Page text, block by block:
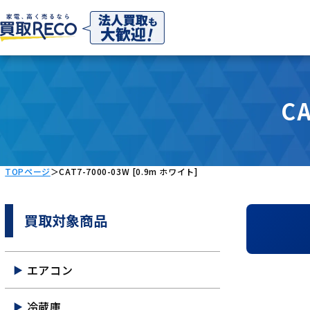
TOPページ＞CAT7-7000-03W [0.9m ホワイト]
買取対象商品
エアコン
冷蔵庫